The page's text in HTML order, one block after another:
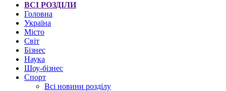
ВСІ РОЗДІЛИ
Головна
Україна
Місто
Світ
Бізнес
Наука
Шоу-бізнес
Спорт
Всі новини розділу